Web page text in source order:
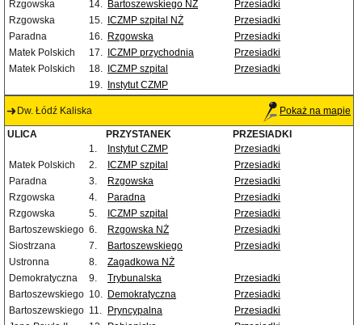
Rzgowska
14. Bartoszewskiego NŻ
Przesiadki
Rzgowska
15. ICZMP szpital NŻ
Przesiadki
Paradna
16. Rzgowska
Przesiadki
Matek Polskich
17. ICZMP przychodnia
Przesiadki
Matek Polskich
18. ICZMP szpital
Przesiadki
19.
Instytut CZMP
Dw. Łódź Kaliska Pokaż na mapie
ULICA PRZYSTANEK
PRZESIADKI
1.
Instytut CZMP
Przesiadki
Matek Polskich
2. ICZMP szpital
Przesiadki
Paradna
3. Rzgowska
Przesiadki
Rzgowska
4. Paradna
Przesiadki
Rzgowska
5. ICZMP szpital
Przesiadki
Bartoszewskiego 6. Rzgowska NŻ
Przesiadki
Siostrzana
7. Bartoszewskiego
Przesiadki
Ustronna
8.
Zagadkowa NŻ
Demokratyczna
9. Trybunalska
Przesiadki
Bartoszewskiego 10. Demokratyczna
Przesiadki
Bartoszewskiego 11. Pryncypalna
Przesiadki